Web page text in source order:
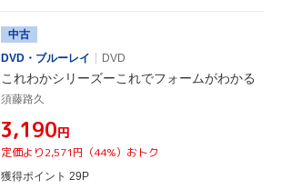
中古
DVD・ブルーレイ
DVD
これわかシリーズーこれでフォームがわかる
須藤路久
¥3,190円
定価より2,571円（44%）おトク
獲得ポイント 29P